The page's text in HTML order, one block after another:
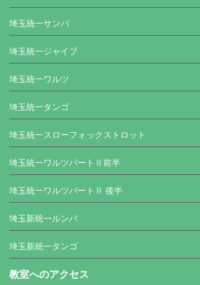
埼玉統一サンバ
埼玉統一ジャイブ
埼玉統一ワルツ
埼玉統一タンゴ
埼玉統一スローフォックストロット
埼玉統一ワルツパートⅡ前半
埼玉統一ワルツパートⅡ 後半
埼玉新統一ルンバ
埼玉新統一タンゴ
教室へのアクセス